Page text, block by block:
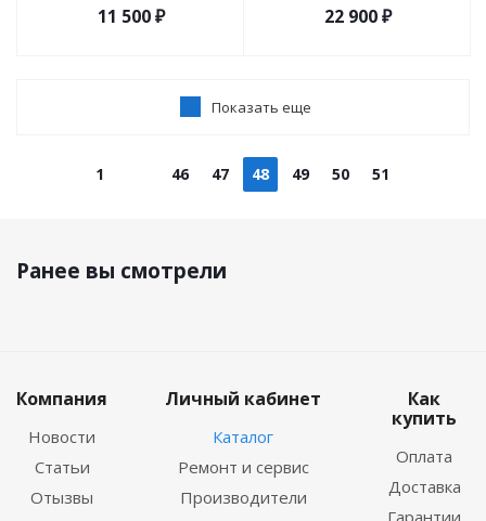
11 500₽ 22 900₽
Показать еще
1 46 47 48 49 50 51
Ранее вы смотрели
Компания
Новости
Статьи
Отызвы
Личный кабинет
Каталог
Ремонт и сервис
Производители
Как
купить
Оплата
Доставка
Гарантии